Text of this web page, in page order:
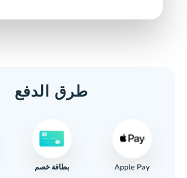
طرق الدفع
بطاقة خصم Apple Pay